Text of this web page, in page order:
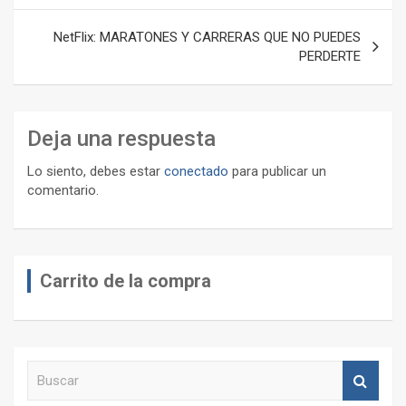
entradas
NetFlix: MARATONES Y CARRERAS QUE NO PUEDES
PERDERTE
Deja una respuesta
Lo siento, debes estar conectado para publicar un
comentario.
Carrito de la compra